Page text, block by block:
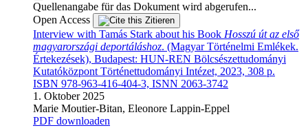
Quellenangabe für das Dokument wird abgerufen...
Open Access
Zitieren
Interview with Tamás Stark about his Book Hosszú út az első
magyarországi deportáláshoz. (Magyar Történelmi Emlékek.
Értekezések), Budapest: HUN-REN Bölcsészettudományi
Kutatóközpont Történettudományi Intézet, 2023, 308 p.
ISBN 978-963-416-404-3, ISNN 2063-3742
1. Oktober 2025
Marie Moutier-Bitan, Eleonore Lappin-Eppel
PDF downloaden